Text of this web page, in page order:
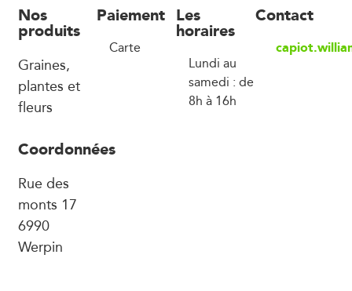
Nos
produits
Graines,
plantes et
fleurs
Paiement
Carte
Les
horaires
Lundi au
samedi : de
8h à 16h
Contact
Coordonnées
Rue des
monts 17
6990
Werpin